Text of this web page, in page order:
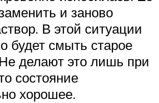
и заново
В этой ситуации
будет смыть старое
делают это лишь при
состояние
хорошее.